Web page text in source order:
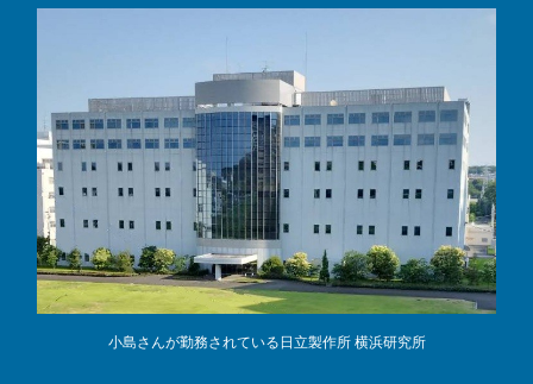
小島さんが勤務されている日立製作所 横浜研究所